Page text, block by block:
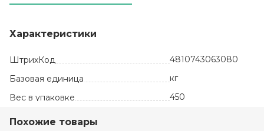
Характеристики
ШтрихКод
4810743063080
Базовая единица
кг
Вес в упаковке
450
Похожие товары